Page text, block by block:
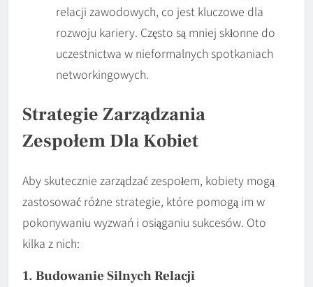
relacji zawodowych, co jest kluczowe dla
rozwoju kariery. Często są mniej skłonne do
uczestnictwa w nieformalnych spotkaniach
networkingowych.
Strategie Zarządzania
Zespołem Dla Kobiet
Aby skutecznie zarządzać zespołem, kobiety mogą
zastosować różne strategie, które pomogą im w
pokonywaniu wyzwań i osiąganiu sukcesów. Oto
kilka z nich:
1. Budowanie Silnych Relacji